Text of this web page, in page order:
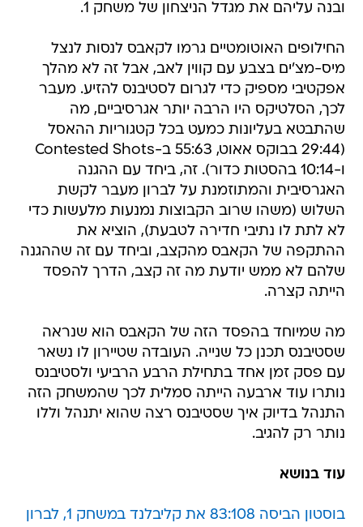
ובנה עליהם את מגדל הניצחון של משחק 1.
החילופים האוטומטיים גרמו לקאבס לנסות לנצל
מיס-מצ'ים בצבע עם קווין לאב, אבל זה לא מהלך
אפקטיבי מספיק כדי לגרום לסטיבנס להזיע. מעבר
לכך, הסלטיקס היו הרבה יותר אגרסיביים, מה
שהתבטא בעליונות כמעט בכל קטגוריות ההאסל
(29:44 בבוקס אאוט, 55:63 ב-Contested Shots
ו-10:14 בהסטות כדור). זה, ביחד עם ההגנה
האגרסיבית והמתוזמנת על לברון מעבר לקשת
השלוש (משהו שרוב הקבוצות נמנעות מלעשות כדי
לא לתת לו נתיבי חדירה לטבעת), הוציא את
ההתקפה של הקאבס מהקצב, וביחד עם זה שההגנה
שלהם לא ממש יודעת מה זה קצב, הדרך להפסד
הייתה קצרה.
מה שמיוחד בהפסד הזה של הקאבס הוא שנראה
שסטיבנס תכנן כל שנייה. העובדה שטיירון לו נשאר
עם פסק זמן אחד בתחילת הרבע הרביעי ולסטיבנס
נותרו עוד ארבעה הייתה סמלית לכך שהמשחק הזה
התנהל בדיוק איך שסטיבנס רצה שהוא יתנהל וללו
נותר רק להגיב.
עוד בנושא
בוסטון הביסה 83:108 את קליבלנד במשחק 1, לברון